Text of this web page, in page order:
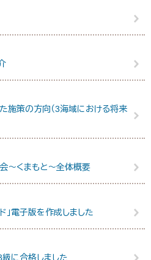
施策の方向（3海域における将来
～くまもと～全体概要
」電子版を作成しました
に合格しました